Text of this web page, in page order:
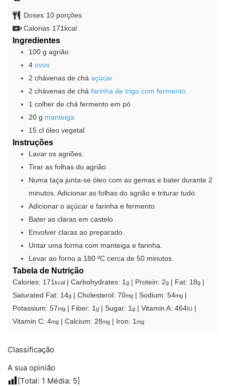
Doses 10 porções
Calorias 171 kcal
Ingredientes
100 g agrião
4 ovos
2 chávenas de chá açúcar
2 chávenas de chá farinha de trigo com fermento
1 colher de chá fermento em pó
20 g manteiga
15 cl óleo vegetal
Instruções
Lavar os agriões.
Tirar as folhas do agrião.
Numa taça junta-se óleo com as gemas e bater durante 2
minutos. Adicionar as folhas do agrião e triturar tudo.
Adicionar o açúcar e farinha e fermento.
Bater as claras em castelo.
Envolver claras ao preparado.
Untar uma forma com manteiga e farinha.
Levar ao forno a 180 ºC cerca de 50 minutos.
Tabela de Nutrição
Calories: 171kcal Carbohydrates: 1g Protein: 2g Fat: 18g
Saturated Fat: 14g Cholesterol: 70mg Sodium: 54mg
Potassium: 57mg Fiber: 1g Sugar: 1g Vitamin A: 464IU
Vitamin C: 4mg Calcium: 28mg Iron: 1mg
Classificação
A sua opinião
[Total: 1 Média: 5]